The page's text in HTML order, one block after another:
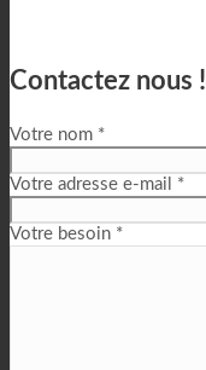
Contactez nous !
Votre nom *
Votre adresse e-mail *
Votre besoin *